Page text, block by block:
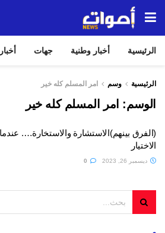
الرئيسية أخبار وطنية جهات
الرئيسية وسم امر المسلم كله خير
الوسم: امر المسلم كله خير
(الفرق بينهم)الاستشارة والاستخارة….
الاختيار
ديسمبر 26, 2023